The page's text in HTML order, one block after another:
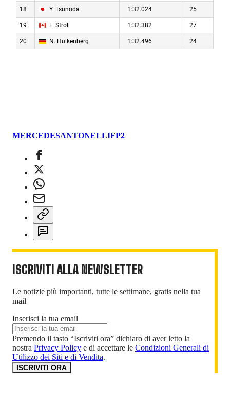
MERCEDESANTONELLIFP2
ISCRIVITI ALLA NEWSLETTER
Le notizie più importanti, tutte le settimane, gratis nella tua
mail
Inserisci la tua email
Premendo il tasto “Iscriviti ora” dichiaro di aver letto la
nostra Privacy Policy e di accettare le Condizioni Generali di
Utilizzo dei Siti e di Vendita.
ISCRIVITI ORA